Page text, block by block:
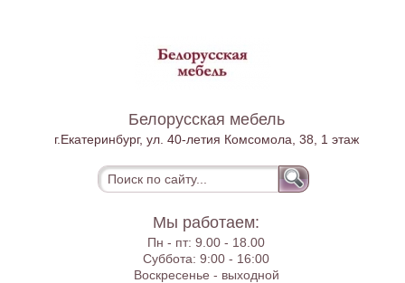
Белорусская мебель
г.Екатеринбург, ул. 40-летия Комсомола, 38, 1 этаж
Мы работаем:
Пн - пт:9.00 - 18.00
Суббота:9:00 - 16:00
Воскресенье - выходной